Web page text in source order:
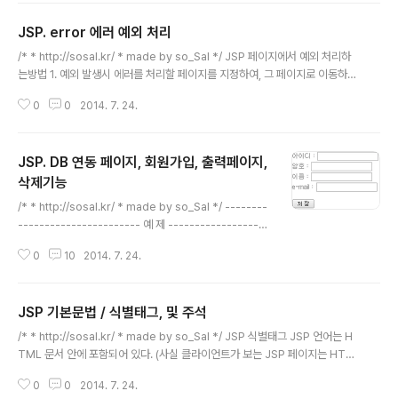
타입)이 있어야 하고, 이를 사용하기 위해 반드시 변수를 선언해야 한다. int a;
// a 라는 이름으로 선언과 동시에 메모리 확보 String b; // b 라는 String Cl..
JSP. error 에러 예외 처리
/* * http://sosal.kr/ * made by so_Sal */ JSP 페이지에서 예외 처리하
는방법 1. 예외 발생시 에러를 처리할 페이지를 지정하여, 그 페이지로 이동하게
처리한다. 1. Page 지시어를 이용한 예외처리 /* * page명령어로 오류가 발
====================== 예제 1-1 ===================
=== ====================== 예제 1-2 ================
=..
0 0 2014. 7. 24.
JSP. DB 연동 페이지, 회원가입, 출력페이지,
삭제기능
/* * http://sosal.kr/ * made by so_Sal */ --------
----------------------- 예 제 -------------------
name, email 등의 간단한 정보를 join.jsp 에 전달 */ 아
---------------------------- 예 제 --------------
----------------- /* -- join.jsp -- * input으로부터
넘어온 데이타들을 변수화 후에 * ..
0 10 2014. 7. 24.
JSP 기본문법 / 식별태그, 및 주석
/* * http://sosal.kr/ * made by so_Sal */ JSP 식별태그 JSP 언어는 H
TML 문서 안에 포함되어 있다. (사실 클라이언트가 보는 JSP 페이지는 HTM
화해내어 (HTML, Javascript 등) 클라이언트에게 보낸다. 따라서, 서버가 클
0 0 2014. 7. 24.